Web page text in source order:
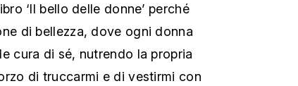
‘Il bello delle donne’ perché
di bellezza, dove ogni donna
cura di sé, nutrendo la propria
di truccarmi e di vestirmi con